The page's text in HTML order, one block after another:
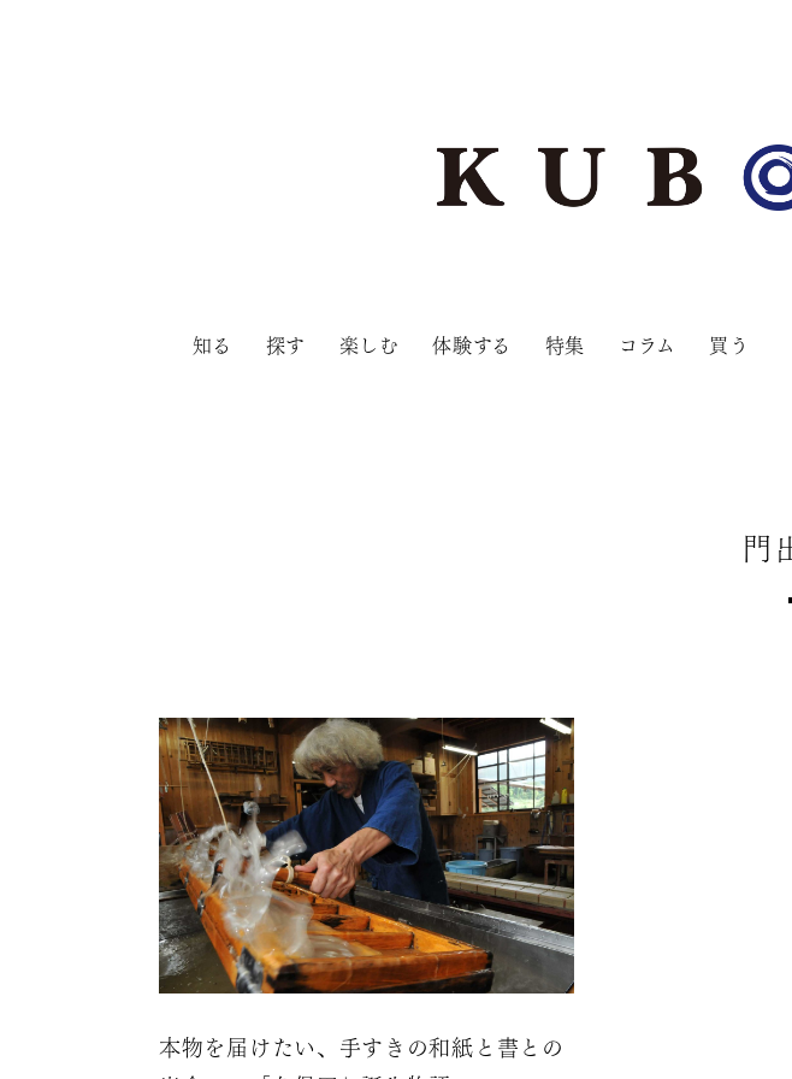
知る 探す 楽しむ 体験する 特集 コラム 買う
門
本物を届けたい、手すきの和紙と書との